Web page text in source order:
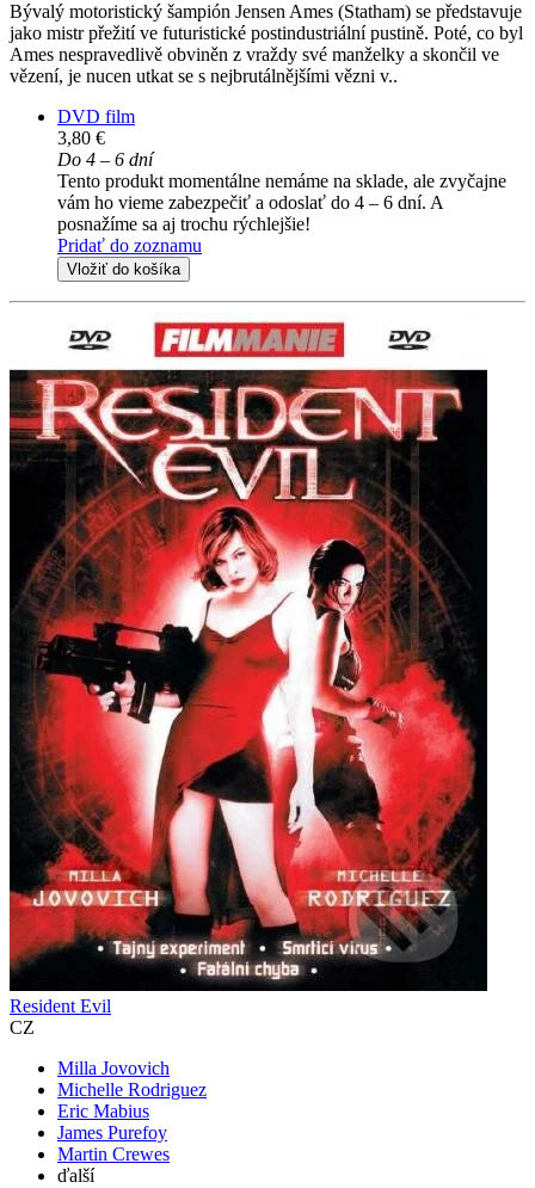
Bývalý motoristický šampión Jensen Ames (Statham) se představuje
jako mistr přežití ve futuristické postindustriální pustině. Poté, co byl
Ames nespravedlivě obviněn z vraždy své manželky a skončil ve
vězení, je nucen utkat se s nejbrutálnějšími vězni v..
DVD film
3,80 €
Do 4 – 6 dní
Tento produkt momentálne nemáme na sklade, ale zvyčajne
vám ho vieme zabezpečiť a odoslať do 4 – 6 dní. A
posnažíme sa aj trochu rýchlejšie!
Pridať do zoznamu
Vložiť do košíka
Resident Evil
CZ
Milla Jovovich
Michelle Rodriguez
Eric Mabius
James Purefoy
Martin Crewes
ďalší